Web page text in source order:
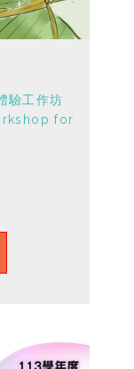
驗工作坊
for